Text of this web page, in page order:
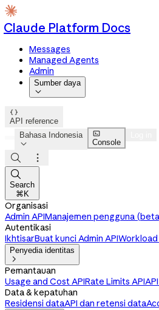
Claude Platform Docs
Messages
Managed Agents
Admin
Sumber daya


API reference
Bahasa Indonesia


Console



Search
⌘K
Organisasi
Admin APIManajemen pengguna
Autentikasi
IkhtisarBuat kunci Admin API
Penyedia identitas

Pemantauan
Usage and Cost APIRate Limits API
Data & kepatuhan
Residensi dataAPI dan retensi data